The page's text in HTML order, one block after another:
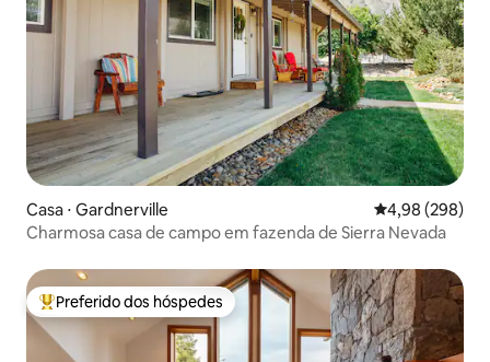
Casa ⋅ Gardnerville 4,98 de uma
4,98 (298)
Charmosa casa de campo em fazenda de Sierra Nevada
Entre os melhores preferidos dos hóspedes
Preferido dos hóspedes